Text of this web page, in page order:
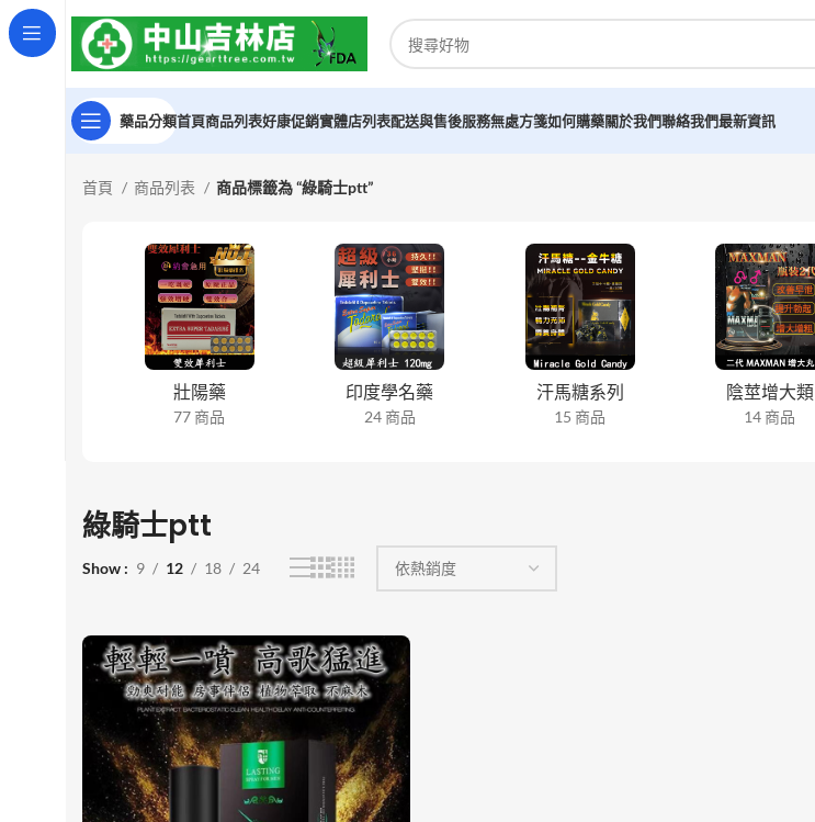
藥品分類首頁商品列表好康促銷實體店列表配送與售後服務無處方箋如何購藥關於我們聯絡我們最新資訊
首頁 商品列表 商品標籤為 “綠騎士ptt”
壯陽藥
77 商品
印度學名藥
24 商品
汗馬糖系列
15 商品
陰莖增大類
14 商品
綠騎士ptt
Show 9 12 18 24